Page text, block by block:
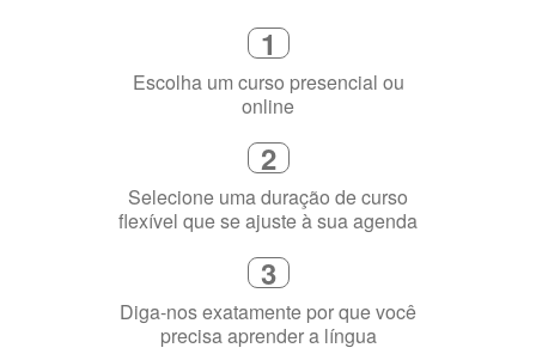
Escolha um curso presencial ou
online
2
Selecione uma duração de curso
flexível que se ajuste à sua agenda
3
Diga-nos exatamente por que você
precisa aprender a língua
4